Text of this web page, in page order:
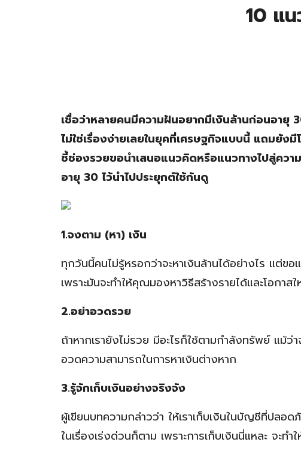
10 แ
เชื่อว่าหลายคนมีความฝันอยากมีเงินล้านก่อนอายุ
ไม่ใช่เรื่องง่ายเลยในยุคที่เศรษฐกิจแบบนี้ แถมยัง
ชี้ช่องรวยขอนำเสนอแนวคิดหรือแนวทางไปสู่ควา
อายุ 30 ไว้นำไปประยุกต์ใช้กันดู
1.จงตาม (หา) เงิน
ทุกวันนี้คนไม่รู้หรอกว่าจะหาเงินล้านได้อย่างไร แต่ข
เพราะมันจะทำให้คุณมองหาวิธีสร้างรายได้และโอกาส
2.อย่าอวดรวย
ถ้าหากเรายังไม่รวย มีอะไรก็ใช้ตามกำลังทรัพย์ แม้ว่
อวดความสามารถในการหาเงินต่างหาก
3.รู้จักเก็บเงินอย่างจริงจัง
ผู้เขียนบทความกล่าวว่า ให้เราเก็บเงินในบัญชีที่ปลอด
ในเรื่องเร่งด่วนก็ตาม เพราะการเก็บเงินนี่แหละ จะท